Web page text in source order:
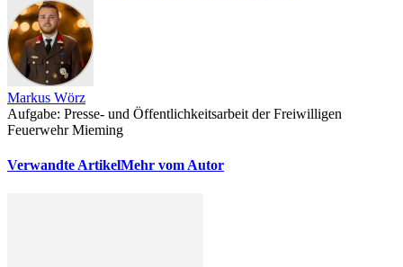
Markus Wörz
Aufgabe: Presse- und Öffentlichkeitsarbeit der Freiwilligen
Feuerwehr Mieming
Verwandte ArtikelMehr vom Autor